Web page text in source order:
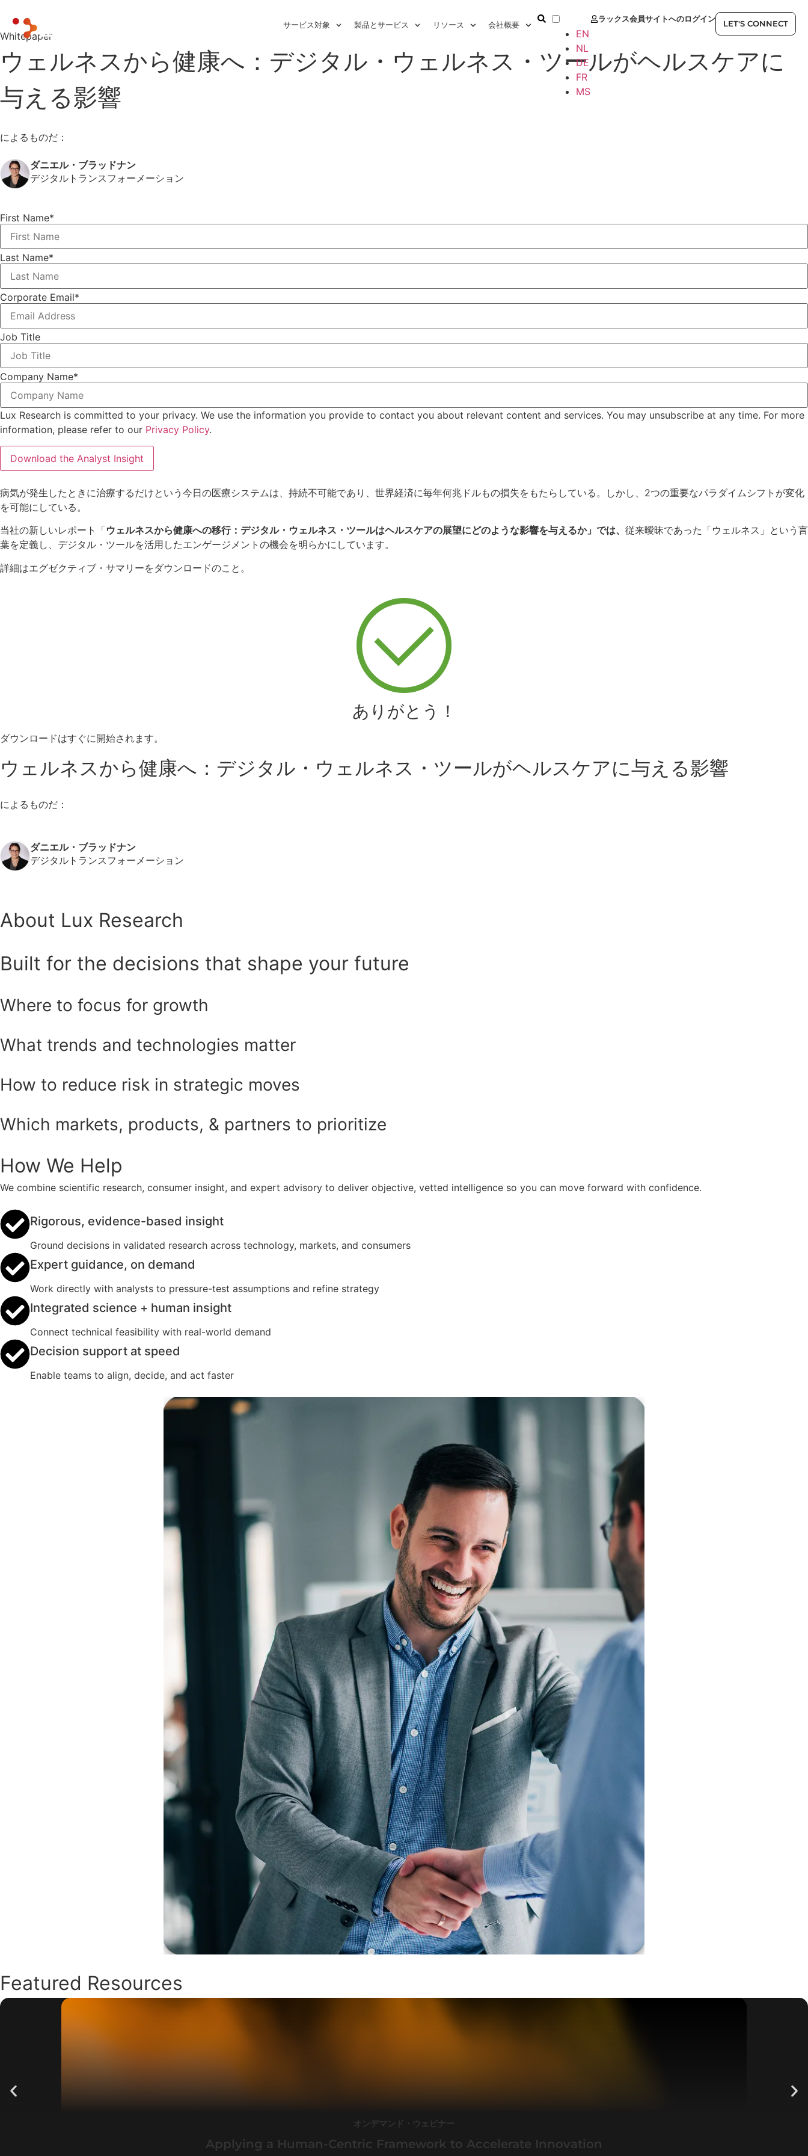
サービス対象 製品とサービス リソース 会社概要
JP
EN
NL
DE
FR
MS
ラックス会員サイトへのログイン
LET'S CONNECT
Whitepaper
ウェルネスから健康へ：デジタル・ウェルネス・ツールがヘルスケアに
与える影響
によるものだ：
ダニエル・ブラッドナン
デジタルトランスフォーメーション
First Name*
Last Name*
Corporate Email*
Job Title
Company Name*
Lux Research is committed to your privacy. We use the information you provide to contact you about relevant content and services. You may unsubscribe at any time. For more
information, please refer to our Privacy Policy.
病気が発生したときに治療するだけという今日の医療システムは、持続不可能であり、世界経済に毎年何兆ドルもの損失をもたらしている。しかし、2つの重要なパラダイムシフトが変化
を可能にしている。
当社の新しいレポート「ウェルネスから健康への移行：デジタル・ウェルネス・ツールはヘルスケアの展望にどのような影響を与えるか」では、 従来曖昧であった「ウェルネス」という言
葉を定義し、デジタル・ツールを活用したエンゲージメントの機会を明らかにしています。
詳細はエグゼクティブ・サマリーをダウンロードのこと。
ありがとう！
ダウンロードはすぐに開始されます。
ウェルネスから健康へ：デジタル・ウェルネス・ツールがヘルスケアに与える影響
によるものだ：
ダニエル・ブラッドナン
デジタルトランスフォーメーション
About Lux Research
Built for the decisions that shape your future
Where to focus for growth
What trends and technologies matter
How to reduce risk in strategic moves
Which markets, products, & partners to prioritize
How We Help
We combine scientific research, consumer insight, and expert advisory to deliver objective, vetted intelligence so you can move forward with confidence.
Rigorous, evidence-based insight
Ground decisions in validated research across technology, markets, and consumers
Expert guidance, on demand
Work directly with analysts to pressure-test assumptions and refine strategy
Integrated science + human insight
Connect technical feasibility with real-world demand
Decision support at speed
Enable teams to align, decide, and act faster
Featured Resources
オンデマンド・ウェビナー
Applying a Human-Centric Framework to Accelerate Innovation